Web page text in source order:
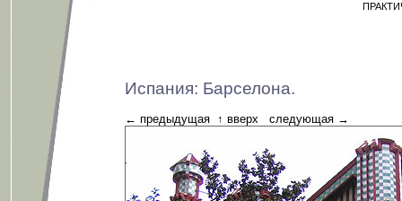
Испания: Барселона.
← предыдущая ↑ вверх следующая →